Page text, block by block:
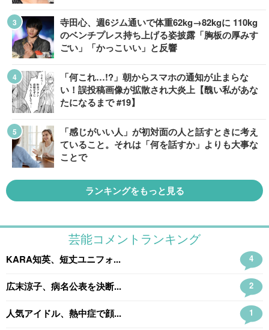
寺田心、週6ジム通いで体重62kg→82kgに 110kg
のベンチプレス持ち上げる姿披露「胸板の厚みす
ごい」「かっこいい」と反響
「何これ…!?」朝からスマホの通知が止まらな
い！誤投稿画像が拡散され大炎上【醜い私があな
たになるまで #19】
「感じがいい人」が初対面の人と話すときに考え
ていること。それは「何を話すか」よりも大事な
ことで
ランキングをもっと見る